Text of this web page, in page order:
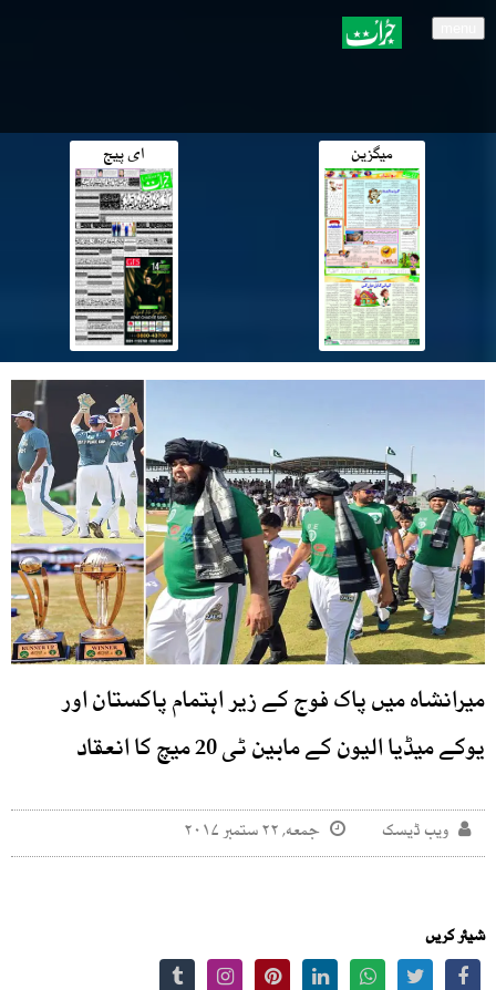
میگزین ای پیج
میرانشاہ میں پاک فوج کے زیر اہتمام پاکستان اور
یوکے میڈیا الیون کے مابین ٹی 20 میچ کا انعقاد
ویب ڈیسک جمعه, ۲۲ ستمبر ۲۰۱۷
شیئر کریں